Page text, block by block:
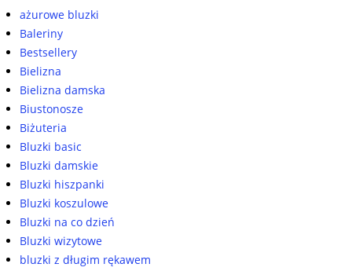
ażurowe bluzki
Baleriny
Bestsellery
Bielizna
Bielizna damska
Biustonosze
Biżuteria
Bluzki basic
Bluzki damskie
Bluzki hiszpanki
Bluzki koszulowe
Bluzki na co dzień
Bluzki wizytowe
bluzki z długim rękawem